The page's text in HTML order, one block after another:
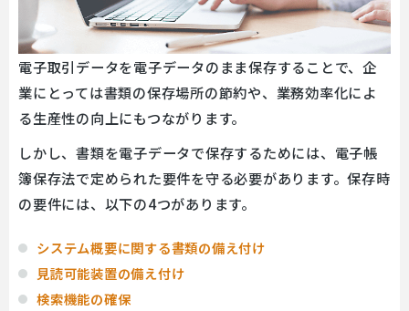
電子取引データを電子データのまま保存することで、企
業にとっては書類の保存場所の節約や、業務効率化によ
る生産性の向上にもつながります。
しかし、書類を電子データで保存するためには、電子帳
簿保存法で定められた要件を守る必要があります。保存時
の要件には、以下の4つがあります。
システム概要に関する書類の備え付け
見読可能装置の備え付け
検索機能の確保